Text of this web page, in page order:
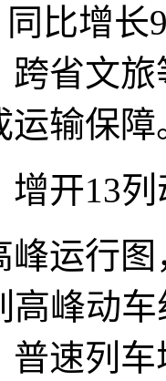
同比增
跨省文
运输保障
开13
峰运行
高峰动
普速列